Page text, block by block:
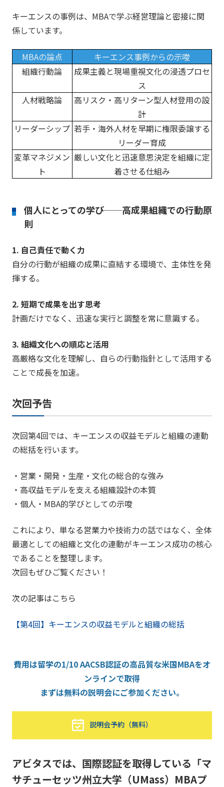
キーエンスの事例は、MBAで学ぶ経営理論と密接に関
係しています。
MBAの論点
キーエンス事例からの示唆
組織行動論
成果主義と現場重視文化の浸透プロセ
ス
人材戦略論
高リスク・高リターン型人材登用の設
計
リーダーシップ 若手・海外人材を早期に権限委譲する
リーダー育成
変革マネジメン
ト
厳しい文化と迅速意思決定を組織に定
着させる仕組み
個人にとっての学び──高成果組織での行動原
則
1. 自己責任で動く力
自分の行動が組織の成果に直結する環境で、主体性を発
揮する。
2. 短期で成果を出す思考
計画だけでなく、迅速な実行と調整を常に意識する。
3. 組織文化への順応と活用
高厳格な文化を理解し、自らの行動指針として活用する
ことで成長を加速。
次回予告
次回第4回では、キーエンスの収益モデルと組織の連動
の総括を行います。
・営業・開発・生産・文化の総合的な強み
・高収益モデルを支える組織設計の本質
・個人・MBA的学びとしての示唆
これにより、単なる営業力や技術力の話ではなく、全体
最適としての組織と文化の連動がキーエンス成功の核心
であることを整理します。
次回もぜひご覧ください！
次の記事はこちら
【第4回】キーエンスの収益モデルと組織の総括
費用は留学の1/10 AACSB認証の高品質な米国MBAをオ
ンラインで取得
まずは無料の説明会にご参加ください。
説明会予約（無料）
アビタスでは、国際認証を取得している「マ
サチューセッツ州立大学（UMass）MBAプ